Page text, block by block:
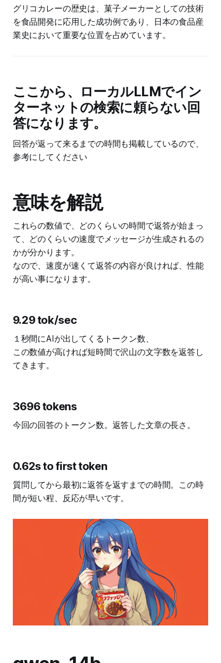
グリコカレーの歴史は、菓子メーカーとしての技術
を食品開発に応用した成功例であり、日本の食品産
業史において重要な位置を占めています。
ここから、ローカルLLMでイン
ターネットの検索に頼らない回
答になります。
回答が返って来るまでの時間も掲載しているので、
参考にしてください
意味を解説
これらの数値で、どのくらいの時間で返答が始まっ
て、どのくらいの速度でメッセージが生成されるの
かが分かります。
なので、速度が速くて返答の内容が良ければ、性能
が高い事になります。
9.29 tok/sec
１秒間にAIが出してくるトークン数、
この数値が高ければ短時間で沢山の文字数を返答し
てきます。
3696 tokens
今回の回答のトークン数。返答した文章の長さ。
0.62s to first token
質問してから最初に返答を返すまでの時間。この時
間が短い程、反応が早いです。